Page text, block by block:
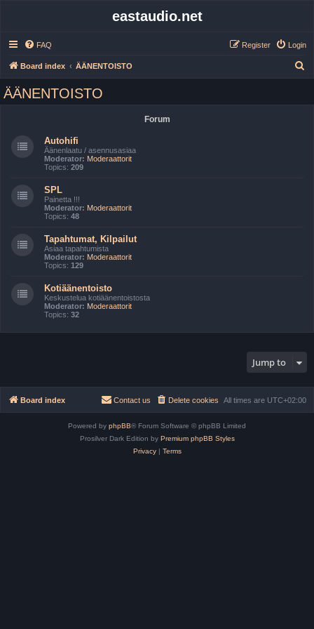
eastaudio.net
FAQ Login
Register
Board index ÄÄNENTOISTO
ÄÄNENTOISTO
Forum
Autohifi
Äänenlaatu / asennusasiaa
Moderator: Moderaattorit
Topics: 209
SPL
Painetta !!!
Moderator: Moderaattorit
Topics: 48
Tapahtumat, Kilpailut
Asiaa tapahtumista
Moderator: Moderaattorit
Topics: 129
Kotiäänentoisto
Keskustelua kotiäänentoistosta
Moderator: Moderaattorit
Topics: 32
Jump to
Board index All times are UTC+02:00
Delete cookies
Contact us
Powered by phpBB® Forum Software © phpBB Limited
Prosilver Dark Edition by Premium phpBB Styles
Privacy| Terms